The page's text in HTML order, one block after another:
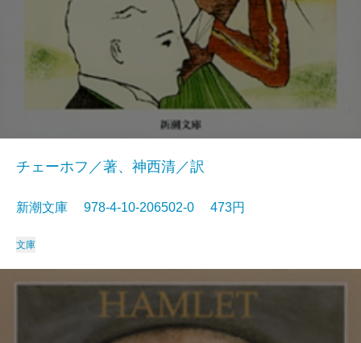
チェーホフ／著、神西清／訳
新潮文庫 978-4-10-206502-0 473円
文庫